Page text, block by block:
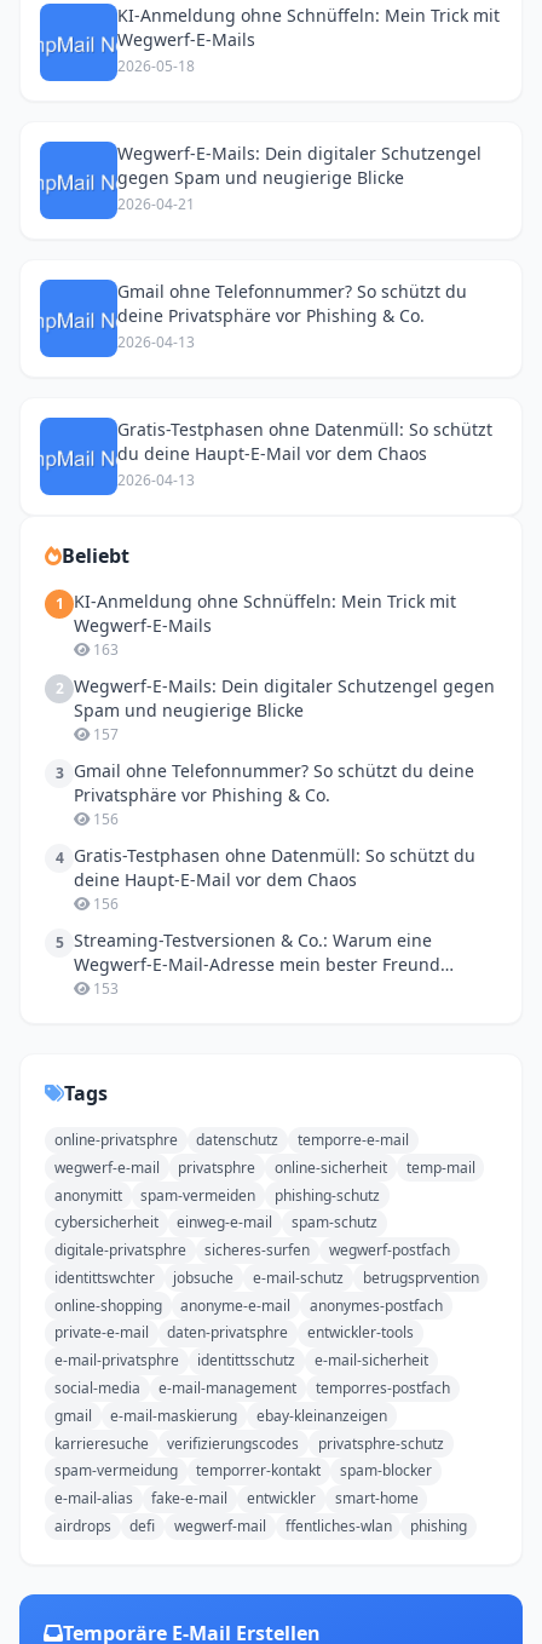
KI-Anmeldung ohne Schnüffeln: Mein Trick mit
Wegwerf-E-Mails
2026-05-18
Wegwerf-E-Mails: Dein digitaler Schutzengel
gegen Spam und neugierige Blicke
2026-04-21
Gmail ohne Telefonnummer? So schützt du
deine Privatsphäre vor Phishing & Co.
2026-04-13
Gratis-Testphasen ohne Datenmüll: So schützt
du deine Haupt-E-Mail vor dem Chaos
2026-04-13
Beliebt
1
KI-Anmeldung ohne Schnüffeln: Mein Trick mit
Wegwerf-E-Mails
163
2 Wegwerf-E-Mails: Dein digitaler Schutzengel gegen
Spam und neugierige Blicke
157
3 Gmail ohne Telefonnummer? So schützt du deine
Privatsphäre vor Phishing & Co.
156
4 Gratis-Testphasen ohne Datenmüll: So schützt du
deine Haupt-E-Mail vor dem Chaos
156
5 Streaming-Testversionen & Co.: Warum eine
Wegwerf-E-Mail-Adresse mein bester Freund
geworden ist
153
Tags
online-privatsphre datenschutz
temporre-e-mail
wegwerf-e-mail
privatsphre online-sicherheit
temp-mail
anonymitt
spam-vermeiden
phishing-schutz
cybersicherheit
einweg-e-mail
spam-schutz
digitale-privatsphre
sicheres-surfen
wegwerf-postfach
identittswchter
jobsuche e-mail-schutz
betrugsprvention
online-shopping
anonyme-e-mail
anonymes-postfach
private-e-mail
daten-privatsphre
entwickler-tools
e-mail-privatsphre
identittsschutz
e-mail-sicherheit
social-media
e-mail-management
temporres-postfach
gmail
e-mail-maskierung
ebay-kleinanzeigen
karrieresuche
verifizierungscodes
privatsphre-schutz
spam-vermeidung
temporrer-kontakt
spam-blocker
e-mail-alias
fake-e-mail entwickler
smart-home
airdrops
defi wegwerf-mail ffentliches-wlan phishing
Temporäre E-Mail Erstellen